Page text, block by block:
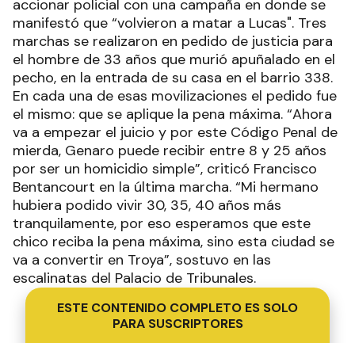
accionar policial con una campaña en donde se
manifestó que “volvieron a matar a Lucas". Tres
marchas se realizaron en pedido de justicia para
el hombre de 33 años que murió apuñalado en el
pecho, en la entrada de su casa en el barrio 338.
En cada una de esas movilizaciones el pedido fue
el mismo: que se aplique la pena máxima. “Ahora
va a empezar el juicio y por este Código Penal de
mierda, Genaro puede recibir entre 8 y 25 años
por ser un homicidio simple”, criticó Francisco
Bentancourt en la última marcha. “Mi hermano
hubiera podido vivir 30, 35, 40 años más
tranquilamente, por eso esperamos que este
chico reciba la pena máxima, sino esta ciudad se
va a convertir en Troya”, sostuvo en las
escalinatas del Palacio de Tribunales.
ESTE CONTENIDO COMPLETO ES SOLO
PARA SUSCRIPTORES